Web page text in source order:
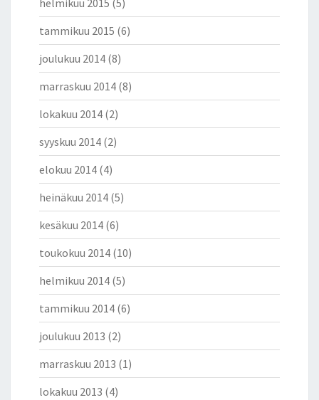
helmikuu 2015 (5)
tammikuu 2015 (6)
joulukuu 2014 (8)
marraskuu 2014 (8)
lokakuu 2014 (2)
syyskuu 2014 (2)
elokuu 2014 (4)
heinäkuu 2014 (5)
kesäkuu 2014 (6)
toukokuu 2014 (10)
helmikuu 2014 (5)
tammikuu 2014 (6)
joulukuu 2013 (2)
marraskuu 2013 (1)
lokakuu 2013 (4)